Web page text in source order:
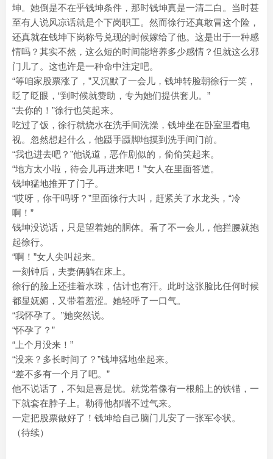
坤。她倒是不在乎钱坤条件，那时钱坤真是一清二白。当时甚
至有人说风凉话就是个下岗职工。然而徐行还真敢冒这个险，
还真就在钱坤下岗称号兑现的时候嫁给了他。这是出于一种感
情吗？其实不然，这么短的时间能培养多少感情？但就这么邪
门儿了。这也许是一种命中注定吧。
“等咱家股票涨了，”又沉默了一会儿，钱坤转脸朝徐行一笑，
眨了眨眼，“到时候就赞助，专为她们提供套儿。”
“去你的！”徐行也笑起来。
吃过了饭，徐行就烧水在洗手间洗澡，钱坤坐在卧室里看电
视。忽然想起什么，他蹑手蹑脚地摸到洗手间门前。
“我也进去吧？”他说道，恶作剧似的，偷偷笑起来。
“地方太小啦，待会儿再进来吧！”女人在里面答道。
钱坤猛地推开了门子。
“哎呀，你干吗呀？”里面徐行大叫，赶紧关了水龙头，“冷
啊！”
钱坤没说话，只是望着她的胴体。看了不一会儿，他拦腰就抱
起徐行。
“啊！”女人尖叫起来。
一刻钟后，夫妻俩躺在床上。
徐行的脸上还挂着水珠，估计也有汗。此时这张脸比任何时候
都显妩媚，又带着羞涩。她轻呼了一口气。
“我怀孕了。”她突然说。
“怀孕了？”
“上个月没来！”
“没来？多长时间了？”钱坤猛地坐起来。
“差不多有一个月了吧。”
他不说话了，不知是喜是忧。就觉着像有一根船上的铁锚，一
下就套在脖子上。勒得他都喘不过气来。
一定把股票做好了！钱坤给自己脑门儿安了一张军令状。
（待续）